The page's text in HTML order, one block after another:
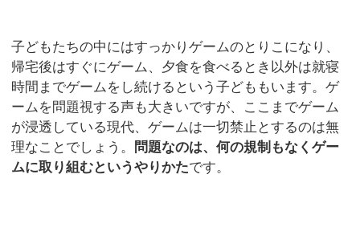
子どもたちの中にはすっかりゲームのとりこになり、
帰宅後はすぐにゲーム、夕食を食べるとき以外は就寝
時間までゲームをし続けるという子どももいます。ゲ
ームを問題視する声も大きいですが、ここまでゲーム
が浸透している現代、ゲームは一切禁止とするのは無
理なことでしょう。
問題なのは、何の規制もなくゲー
ムに取り組むというやりかたです。